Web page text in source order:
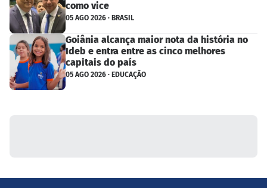
como vice
05 AGO 2026 · BRASIL
Goiânia alcança maior nota da história no
Ideb e entra entre as cinco melhores
capitais do país
05 AGO 2026 · EDUCAÇÃO